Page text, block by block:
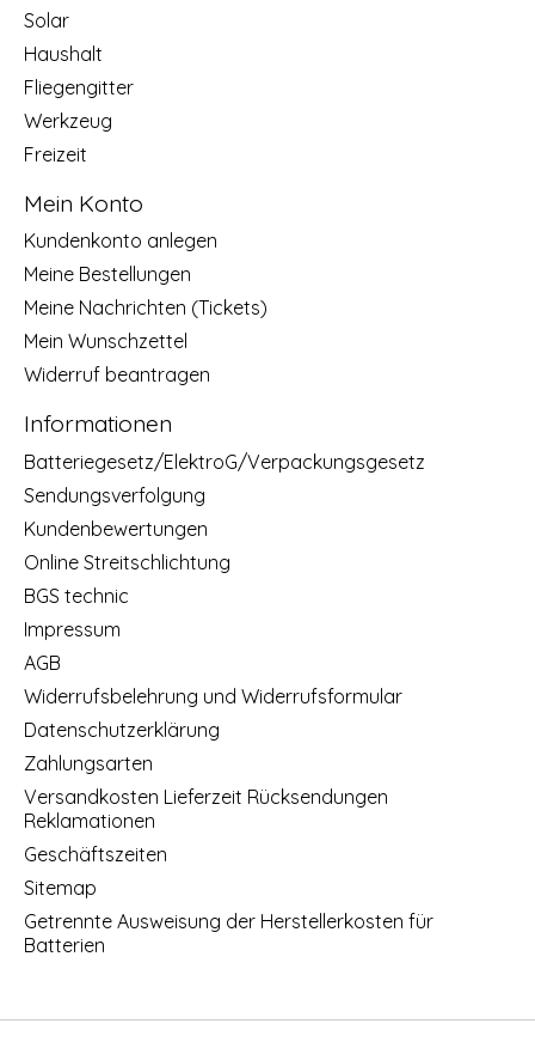
Solar
Haushalt
Fliegengitter
Werkzeug
Freizeit
Mein Konto
Kundenkonto anlegen
Meine Bestellungen
Meine Nachrichten (Tickets)
Mein Wunschzettel
Widerruf beantragen
Informationen
Batteriegesetz/ElektroG/Verpackungsgesetz
Sendungsverfolgung
Kundenbewertungen
Online Streitschlichtung
BGS technic
Impressum
AGB
Widerrufsbelehrung und Widerrufsformular
Datenschutzerklärung
Zahlungsarten
Versandkosten Lieferzeit Rücksendungen
Reklamationen
Geschäftszeiten
Sitemap
Getrennte Ausweisung der Herstellerkosten für
Batterien